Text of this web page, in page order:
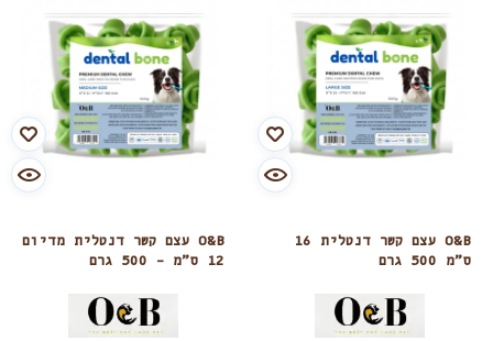
O&B עצם קשר דנטלית 16
ס”מ 500 גרם
O&B עצם קשר דנטלית מדיום
12 ס”מ – 500 גרם